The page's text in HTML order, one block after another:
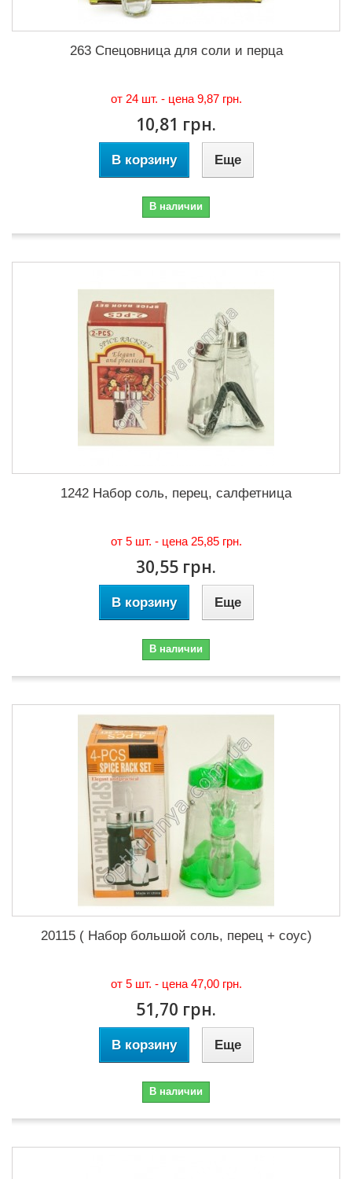
263 Спецовница для соли и перца
от 24 шт. - цена 9,87 грн.
10,81 грн.
В корзину Еще
В наличии
1242 Набор соль, перец, салфетница
от 5 шт. - цена 25,85 грн.
30,55 грн.
В корзину Еще
В наличии
20115 ( Набор большой соль, перец + соус)
от 5 шт. - цена 47,00 грн.
51,70 грн.
В корзину Еще
В наличии